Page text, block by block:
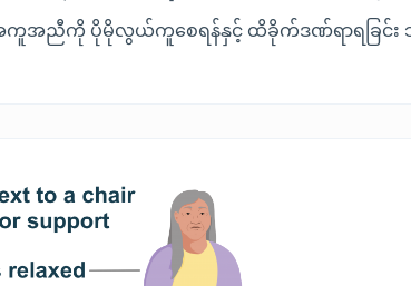
ကူအညီကို ပိုမိုလွယ်ကူစေရန်နှင့် ထိခိုက်ဒဏ်ရာရခြင်း